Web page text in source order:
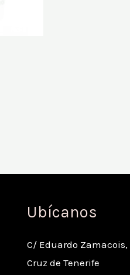
Ubícanos
C/ Eduardo Zamacois,
Cruz de Tenerife